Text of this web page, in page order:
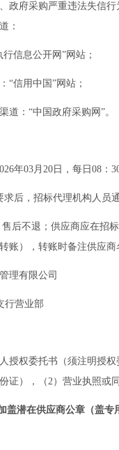
政府采购严重违法失信
：
行信息公开网”网站；
“信用中国”网站；
道： “中国政府采购网”。
6年03月 20 日，每日 08：
后，招标代理机构人员
售后不退；供应商应在招
账） ，转账时备注供应商
理有限公司
行营业部
授权委托书（须注明授
证），（2）营业执照或
盖潜在供应商公章（盖专